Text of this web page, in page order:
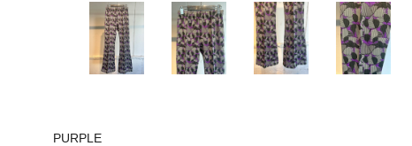
PURPLE